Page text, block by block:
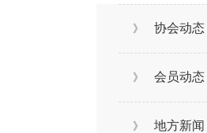
》 协会动态
》 会员动态
》 地方新闻